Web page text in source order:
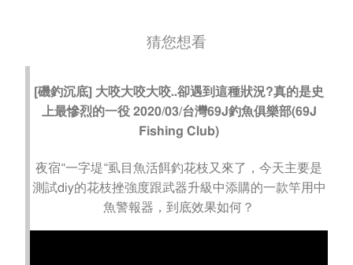
猜您想看
[磯釣沉底] 大咬大咬大咬..卻遇到這種狀況?真的是史
上最慘烈的一役 2020/03/台灣69J釣魚俱樂部(69J
Fishing Club)
夜宿“一字堤“虱目魚活餌釣花枝又來了，今天主要是
測試diy的花枝挫強度跟武器升級中添購的一款竿用中
魚警報器，到底效果如何？